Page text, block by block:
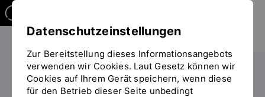
PERSONEN
Datenschutzeinstellungen
Zur Bereitstellung dieses Informationsangebots
verwenden wir Cookies. Laut Gesetz können wir
Cookies auf Ihrem Gerät speichern, wenn diese
für den Betrieb dieser Seite unbedingt